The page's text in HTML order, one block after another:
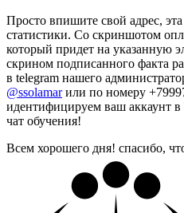
Просто впишите свой адрес,
статистики. Со скриншотом
который придет на указанную
скрином подписанного факта
в telegram нашего
@ssolamarили по номеру
идентифицируем ваш аккаунт
чат обучения!
Всем хорошего дня! спасибо,